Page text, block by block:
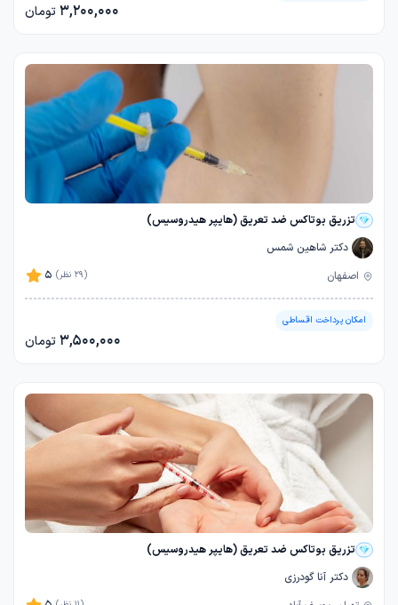
3,200,000تومان
تزریق بوتاکس ضد تعریق (هایپر هیدروسیس)
دکتر شاهین شمس
5
(29 نظر) اصفهان
امکان پرداخت اقساطی
3,500,000تومان
تزریق بوتاکس ضد تعریق (هایپر هیدروسیس)
دکتر آنا گودرزی